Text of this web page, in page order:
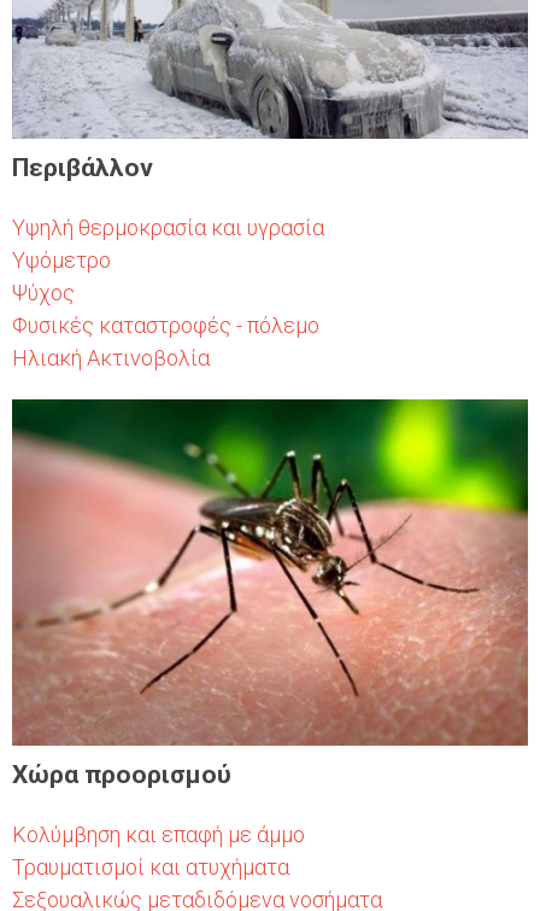
Περιβάλλον
Υψηλή θερμοκρασία και υγρασία
Υψόμετρο
Ψύχος
Φυσικές καταστροφές - πόλεμο
Ηλιακή Ακτινοβολία
Χώρα προορισμού
Κολύμβηση και επαφή με άμμο
Τραυματισμοί και ατυχήματα
Σεξουαλικώς μεταδιδόμενα νοσήματα